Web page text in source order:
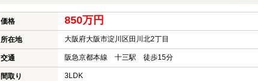
価格 850万円
所在地 大阪府大阪市淀川区田川北2丁目
交通 阪急京都本線 十三駅 徒歩15分
間取り 3LDK